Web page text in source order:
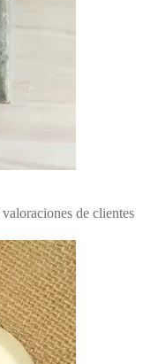
valoraciones de clientes